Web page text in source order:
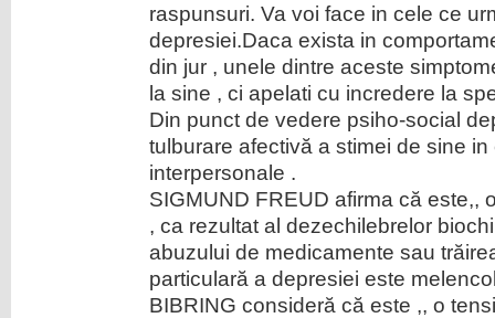
raspunsuri. Va voi face in cele ce
depresiei.Daca exista in
din jur , unele dintre aceste
la sine , ci apelati cu incredere la
Din punct de vedere psiho-social
tulburare afectivă a stimei de sine
interpersonale .
SIGMUND FREUD afirma că este,,
, ca rezultat al dezechilebrelor
abuzului de medicamente sau
particulară a depresiei este
BIBRING consideră că este ,, o